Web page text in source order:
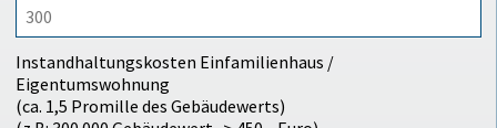
Instandhaltungskosten Einfamilienhaus /
Eigentumswohnung
(ca. 1,5 Promille des Gebäudewerts)